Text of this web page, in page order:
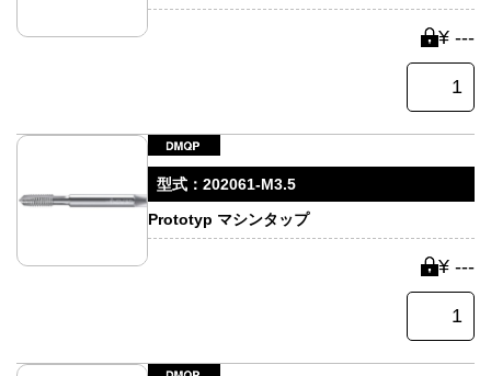
¥ ---
型式： 202061-M3.5
Prototyp マシンタップ
¥ ---